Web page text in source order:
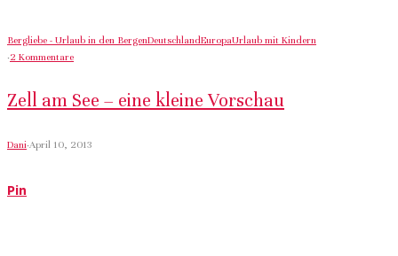
Bergliebe - Urlaub in den BergenDeutschlandEuropaUrlaub mit Kindern
·2 Kommentare
Zell am See – eine kleine Vorschau
Dani·April 10, 2013
Pin